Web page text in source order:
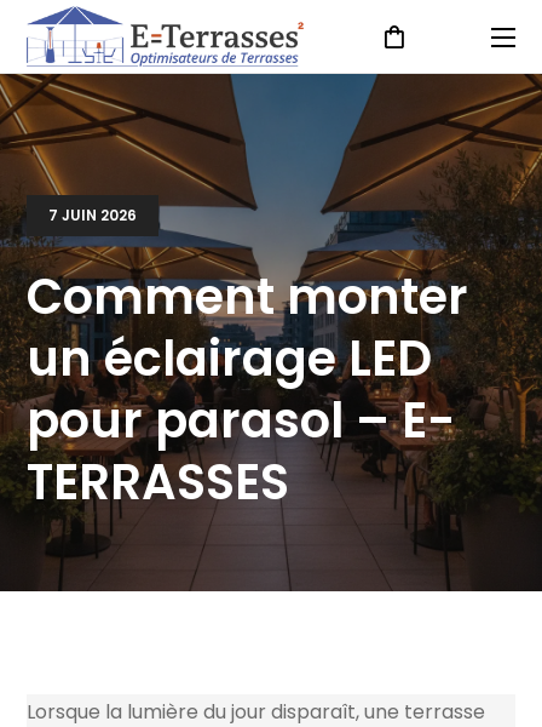
7 JUIN 2026
Comment monter
un éclairage LED
pour parasol – E-
TERRASSES
Lorsque la lumière du jour disparaît, une terrasse